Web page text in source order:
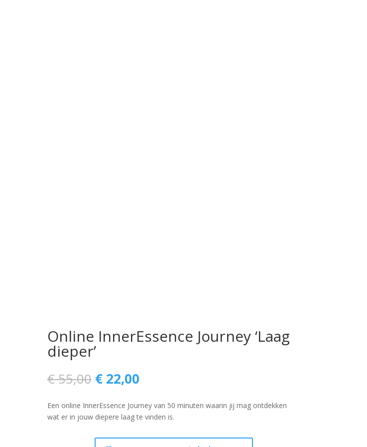
Online InnerEssence Journey ‘Laag
dieper’
€55,00 Oorspronkelijke
prijs
was:
€ 55,00.
€22,00Huidige
is:
€ 22,00.
Een online InnerEssence Journey van 50 minuten waarin jij mag ontdekken
wat er in jouw diepere laag te vinden is.